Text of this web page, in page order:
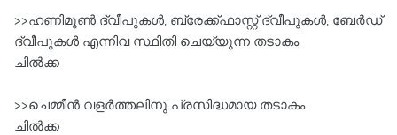
>>ഹണിമൂൺ ദ്വീപുകൾ, ബ്രേക്ക്ഫാസ്റ്റ്‌ ദ്വീപുകൾ, ബേർഡ്‌
ദ്വീപുകൾ എന്നിവ സ്ഥിതി ചെയ്യുന്ന തടാകം
ചിൽക്ക
>>ചെമ്മീൻ വളർത്തലിനു പ്രസിദ്ധമായ തടാകം
ചിൽക്ക